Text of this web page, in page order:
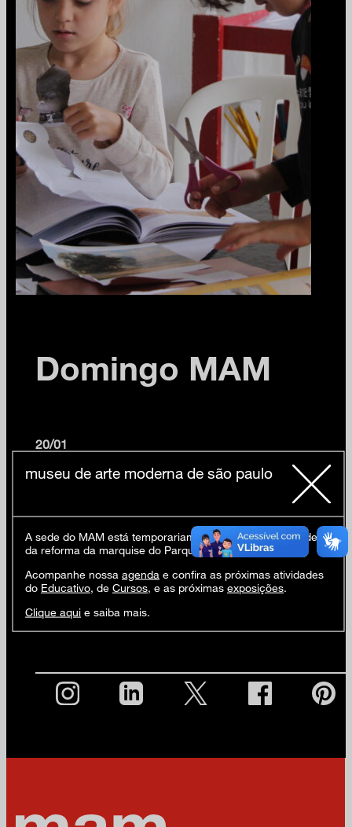
Domingo MAM
20/01
11h às 12hOficina de estêncil com MAM educativo
Introdução à técnica de estêncil, ou molde vazado.
Atividades gratuitas e abertas a todos os públicos
+info:educativo@mam.org.br
museu de arte moderna de são paulo
A sede do MAM está temporariamente fechada em virtude
da reforma da marquise do Parque Ibirapuera.
Acompanhe nossa agenda e confira as próximas atividades
do Educativo, de Cursos, e as próximas exposições.
Clique aqui e saiba mais.